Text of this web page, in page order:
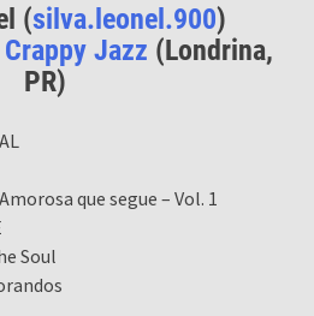
(silva.leonel.900)
Crappy Jazz (Londrina,
PR)
que segue – Vol. 1
Soul